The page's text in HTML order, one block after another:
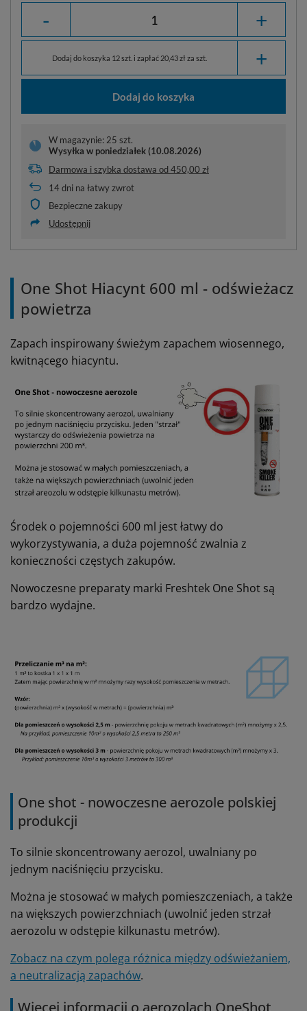
- +
Dodaj do koszyka 12 szt. i zapłać 20,43 zł za szt. +
Dodaj do koszyka
W magazynie: 25 szt.
Wysyłka w poniedziałek (10.08.2026)
Darmowa i szybka dostawa od450,00 zł
14dni na łatwy zwrot
Bezpieczne zakupy
Udostępnij
One Shot Hiacynt 600 ml - odświeżacz
powietrza
Zapach inspirowany świeżym zapachem wiosennego,
kwitnącego hiacyntu.
Środek o pojemności 600 ml jest łatwy do
wykorzystywania, a duża pojemność zwalnia z
konieczności częstych zakupów.
Nowoczesne preparaty marki Freshtek One Shot są
bardzo wydajne.
One shot - nowoczesne aerozole polskiej
produkcji
To silnie skoncentrowany aerozol, uwalniany po
jednym naciśnięciu przycisku.
Można je stosować w małych pomieszczeniach, a także
na większych powierzchniach (uwolnić jeden strzał
aerozolu w odstępie kilkunastu metrów).
Zobacz na czym polega różnica między odświeżaniem,
a neutralizacją zapachów.